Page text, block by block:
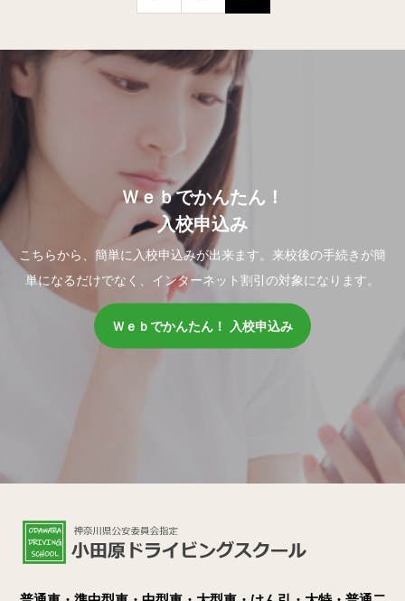
Ｗｅｂでかんたん！
入校申込み
こちらから、簡単に入校申込みが出来ます。来校後の手続きが簡
単になるだけでなく、インターネット割引の対象になります。
Ｗｅｂでかんたん！ 入校申込み